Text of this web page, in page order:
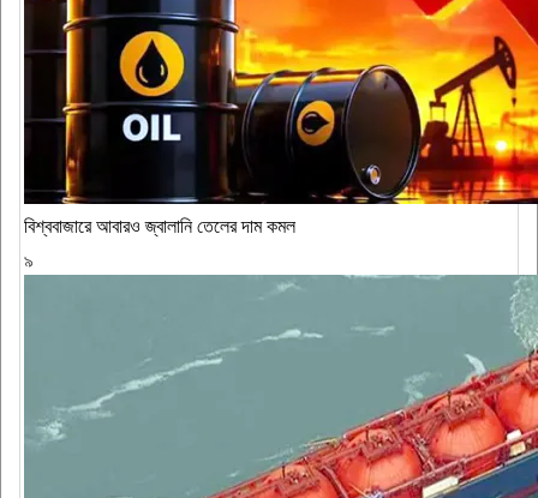
বিশ্ববাজারে আবারও জ্বালানি তেলের দাম কমল
৯